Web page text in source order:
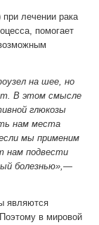
лечении рака
помогает
на шее, но
В этом смысле
глюкозы
нам места
мы применим
нам подвести
болезнью»,—
являются
в мировой